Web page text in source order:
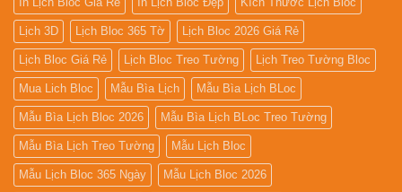
Lịch 3D Lịch Bloc 365 Tờ Lịch Bloc 2026 Giá Rẻ
Lịch Bloc Giá Rẻ Lịch Bloc Treo Tường Lịch Treo Tường Bloc
Mua Lich Bloc Mẫu Bìa Lịch Mẫu Bìa Lịch BLoc
Mẫu Bìa Lịch Bloc 2026 Mẫu Bìa Lịch BLoc Treo Tường
Mẫu Bìa Lịch Treo Tường Mẫu Lịch Bloc
Mẫu Lịch Bloc 365 Ngày Mẫu Lịch Bloc 2026